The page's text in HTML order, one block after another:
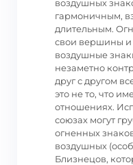
воздушных
гармоничным,
длительным.
свои вершины и
воздушные
незаметно
друг с другом
это не то, что
отношениях.
союзах могут
огненных
воздушных
Близнецов,